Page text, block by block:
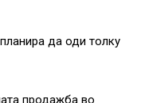
да оди толку
продажба во